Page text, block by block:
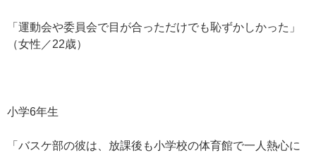
「運動会や委員会で目が合っただけでも恥ずかしかった」
（女性／22歳）
小学6年生
「バスケ部の彼は、放課後も小学校の体育館で一人熱心に